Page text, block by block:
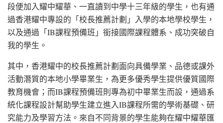
段便加入耀中耀華、一直讀到中學十三年級的學生，也有通
過香港耀中專設的「校長推薦計劃」入學的本地學校學生，
以及通過「IB課程預備班」銜接國際課程體系、成功突破自
我的學生。
其中，香港耀中的校長推薦計劃面向具備學業、品德或課外
活動潛質的本地小學畢業生，為更多優秀學生提供優質國際
教育機會；而IB課程預備班則專為初中畢業生而設，通過系
統化課程設計幫助學生建立進入IB課程所需的學術基礎、研
究能力及學習方法。來自不同背景的學生能夠在耀中耀華匯